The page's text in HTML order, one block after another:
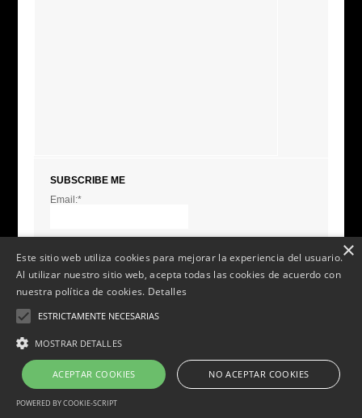
SUBSCRIBE ME
Email:*
Sarna social 2014 v. 2.0. Aviso Legal- Política de Privacidad Política de Cookies-
Política de envío y devoluciones
Condiciones de compra y uso
Este sitio web utiliza cookies para mejorar la experiencia del usuario.
Al utilizar nuestro sitio web, acepta todas las cookies de acuerdo con
nuestra política de cookies. Detalles
ESTRICTAMENTE NECESARIAS
MOSTRAR DETALLES
ACEPTAR COOKIES NO ACEPTAR COOKIES
POWERED BY COOKIE-SCRIPT
×